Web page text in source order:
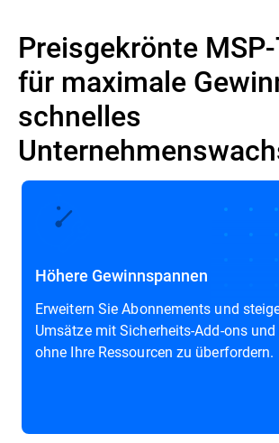
Preisgekrönte
für maximale
schnelles
Höhere Gewinnspannen
Erweitern Sie Abonnements und
Umsätze mit Sicherheits-Add-ons und
ohne Ihre Ressourcen zu überfordern.